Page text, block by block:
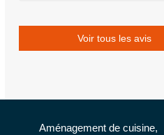
Voir tous les avis
Aménagement de cuisine,